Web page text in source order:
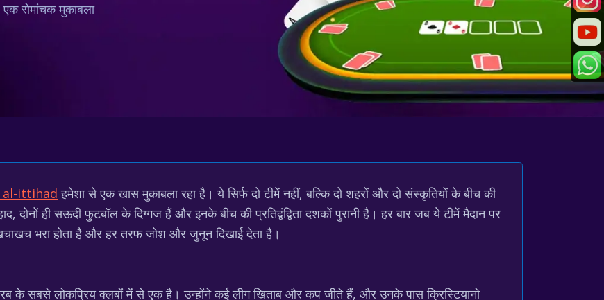
रोमांचक मुकाबला
al-ittihad हमेशा से एक खास मुकाबला रहा है। ये सिर्फ दो टीमें नहीं, बल्कि दो शहरों और दो संस्कृतियों के बीच की
दोनों ही सऊदी फुटबॉल के दिग्गज हैं और इनके बीच की प्रतिद्वंद्विता दशकों पुरानी है। हर बार जब ये टीमें मैदान पर
भरा होता है और हर तरफ जोश और जुनून दिखाई देता है।
के सबसे लोकप्रिय क्लबों में से एक है। उन्होंने कई लीग खिताब और कप जीते हैं, और उनके पास क्रिस्टियानो